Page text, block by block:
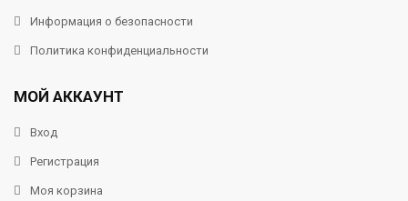
Информация о безопасности
Политика конфиденциальности
МОЙ АККАУНТ
Вход
Регистрация
Моя корзина